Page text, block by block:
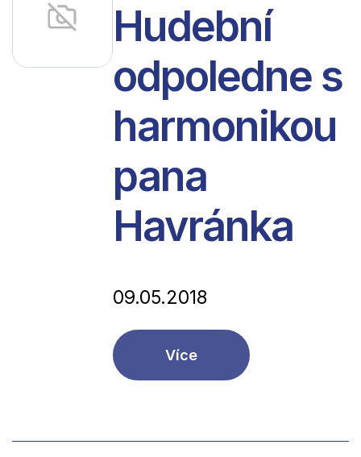
Hudební
odpoledne s
harmonikou
pana
Havránka
09.05.2018
Více